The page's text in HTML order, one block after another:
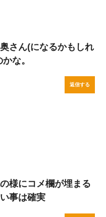
さん(になるかもしれ
な。
返信する
様にコメ欄が埋まる
事は確実